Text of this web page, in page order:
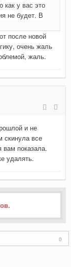
как у вас это
не будет. В
после новой
очень жаль
жаль.
и не
скинула все
показала.
удалять.
0